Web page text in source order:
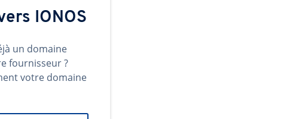
IONOS
un domaine
fournisseur ?
votre domaine